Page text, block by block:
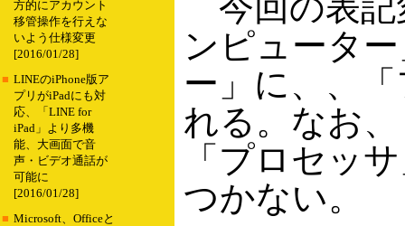
方的にアカウント
移管操作を行えな
いよう仕様変更
[2016/01/28]
■ LINEのiPhone版ア
プリがiPadにも対
応、「LINE for
iPad」より多機
能、大画面で音
声・ビデオ通話が
可能に
[2016/01/28]
■ Microsoft、Officeと
ンピュータ
ー」に、、
れる。なお
「プロセッ
つかない。